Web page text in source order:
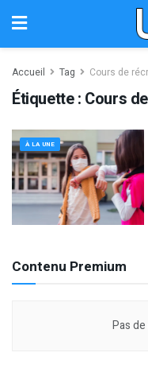
Accueil Tag Cours de
Étiquette : Cours
À LA UNE
Contenu Premium
Pas